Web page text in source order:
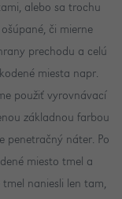
alebo sa trochu
či mierne
prechodu a celú
miesta napr.
použiť vyrovnávací
základnou farbou
penetračný náter. Po
miesto tmel a
naniesli len tam,